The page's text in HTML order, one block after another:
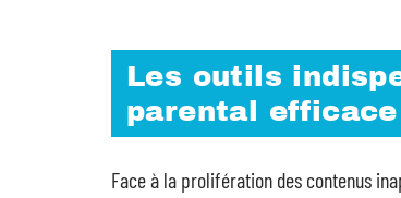
Les outils
parental efficace
Face à la prolifération des contenus